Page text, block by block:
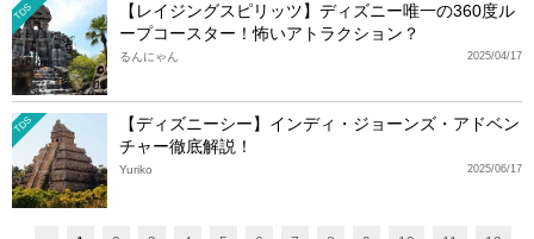
TDS
【レイジングスピリッツ】ディズニー唯一の360度ル
ープコースター！怖いアトラクション？
2025/04/17
るんにゃん
TDS
【ディズニーシー】インディ・ジョーンズ・アドベン
チャー徹底解説！
2025/06/17
Yuriko